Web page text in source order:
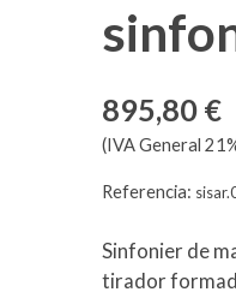
895,80 €
(IVA General
Referencia:
Sinfonier de
tirador